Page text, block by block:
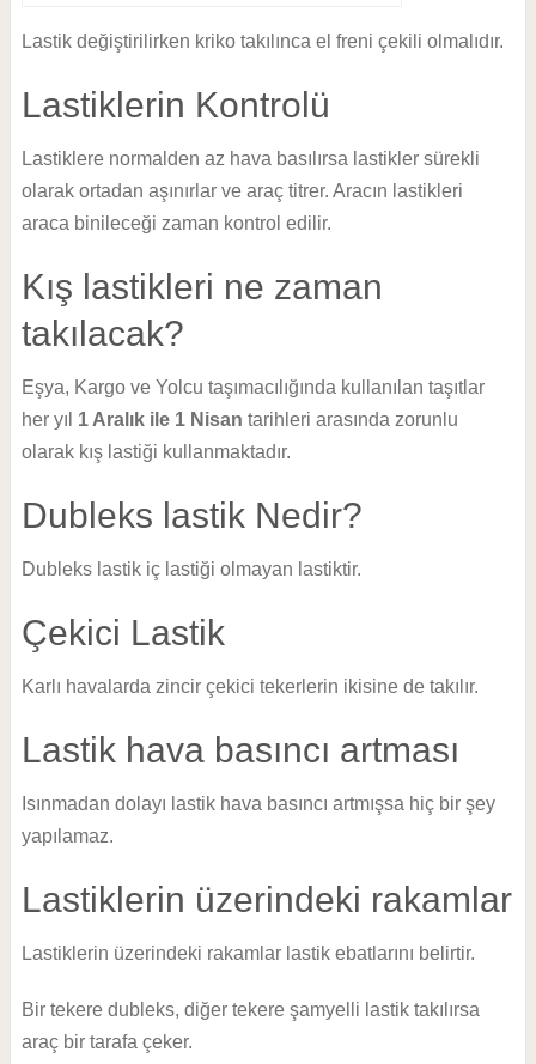
Lastik değiştirilirken kriko takılınca el freni çekili olmalıdır.
Lastiklerin Kontrolü
Lastiklere normalden az hava basılırsa lastikler sürekli
olarak ortadan aşınırlar ve araç titrer. Aracın lastikleri
araca binileceği zaman kontrol edilir.
Kış lastikleri ne zaman
takılacak?
Eşya, Kargo ve Yolcu taşımacılığında kullanılan taşıtlar
her yıl 1 Aralık ile 1 Nisan tarihleri arasında zorunlu
olarak kış lastiği kullanmaktadır.
Dubleks lastik Nedir?
Dubleks lastik iç lastiği olmayan lastiktir.
Çekici Lastik
Karlı havalarda zincir çekici tekerlerin ikisine de takılır.
Lastik hava basıncı artması
Isınmadan dolayı lastik hava basıncı artmışsa hiç bir şey
yapılamaz.
Lastiklerin üzerindeki rakamlar
Lastiklerin üzerindeki rakamlar lastik ebatlarını belirtir.
Bir tekere dubleks, diğer tekere şamyelli lastik takılırsa
araç bir tarafa çeker.